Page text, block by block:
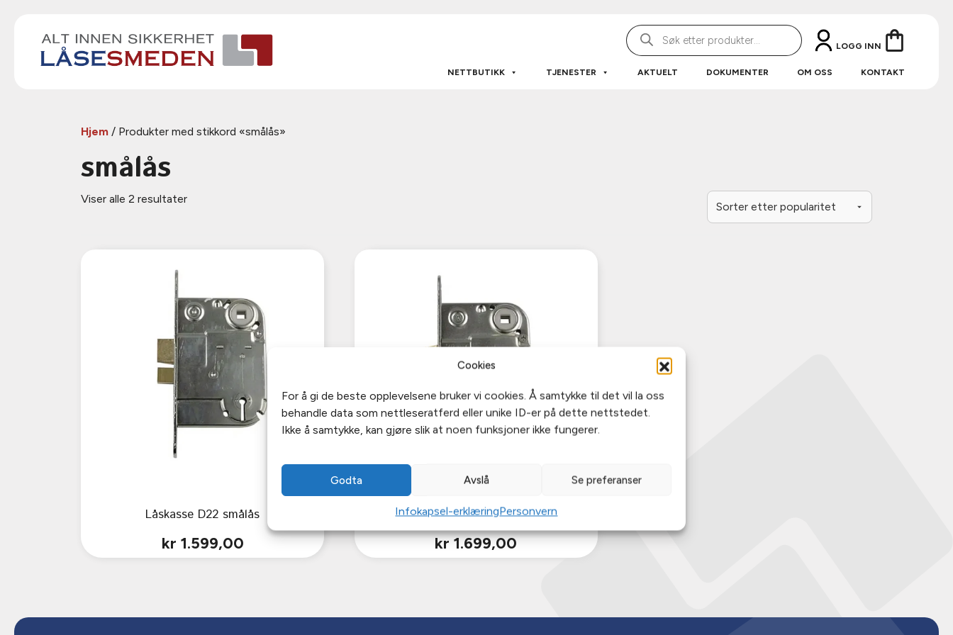
Cookies
For å gi de beste opplevelsene bruker vi cookies. Å samtykke til det vil la oss
behandle data som nettleseratferd eller unike ID-er på dette nettstedet.
Ikke å samtykke, kan gjøre slik at noen funksjoner ikke fungerer.
Godta Avslå Se preferanser
Infokapsel-erklæringPersonvern
Products
search
LOGG INN
NETTBUTIKK TJENESTER AKTUELT DOKUMENTER OM OSS KONTAKT
Hjem / Produkter med stikkord «smålås»
smålås
Viser alle 2 resultaterSortert
Låskasse D22 smålås
kr 1.599,00
Låskasse B522 smålås
kr1.699,00